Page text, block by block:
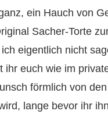
ein Hauch von
Sacher-Torte
eigentlich nicht
ihr euch wie im
förmlich von
lange bevor ihr